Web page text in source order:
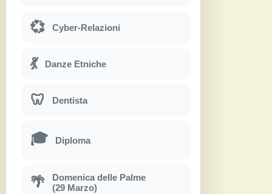
💞 Cyber-Relazioni
💃 Danze Etniche
🦷 Dentista
🎓 Diploma
🌴
Domenica delle Palme
(29 Marzo)